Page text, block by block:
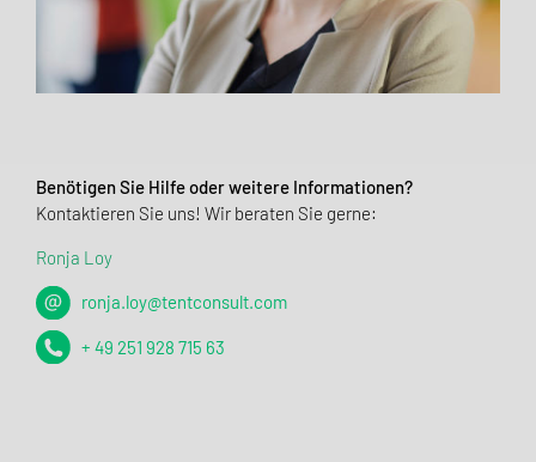
Benötigen Sie Hilfe oder weitere Informationen?
Kontaktieren Sie uns! Wir beraten Sie gerne:
Ronja Loy
ronja.loy@tentconsult.com
+ 49 251 928 715 63